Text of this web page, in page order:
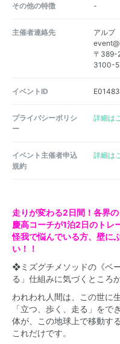
その他の特徴 -
主催者連絡先
アルプ
〒389-
3100-5
イベントID
プライバシーポリシ
ー
詳細は
イベント主催者申込
規約
詳細は
走りが変わる2日間！各界
慶高コーチが1泊2日のトレ
怪我で悩んでいる方、壁に
い！！
❖ミズグチメソッドの《ベ
る」仕組みに気づくところ
われわれ人間は、この世に
「立つ、歩く、走る」をで
体が、この地球上で移動す
これだけです。